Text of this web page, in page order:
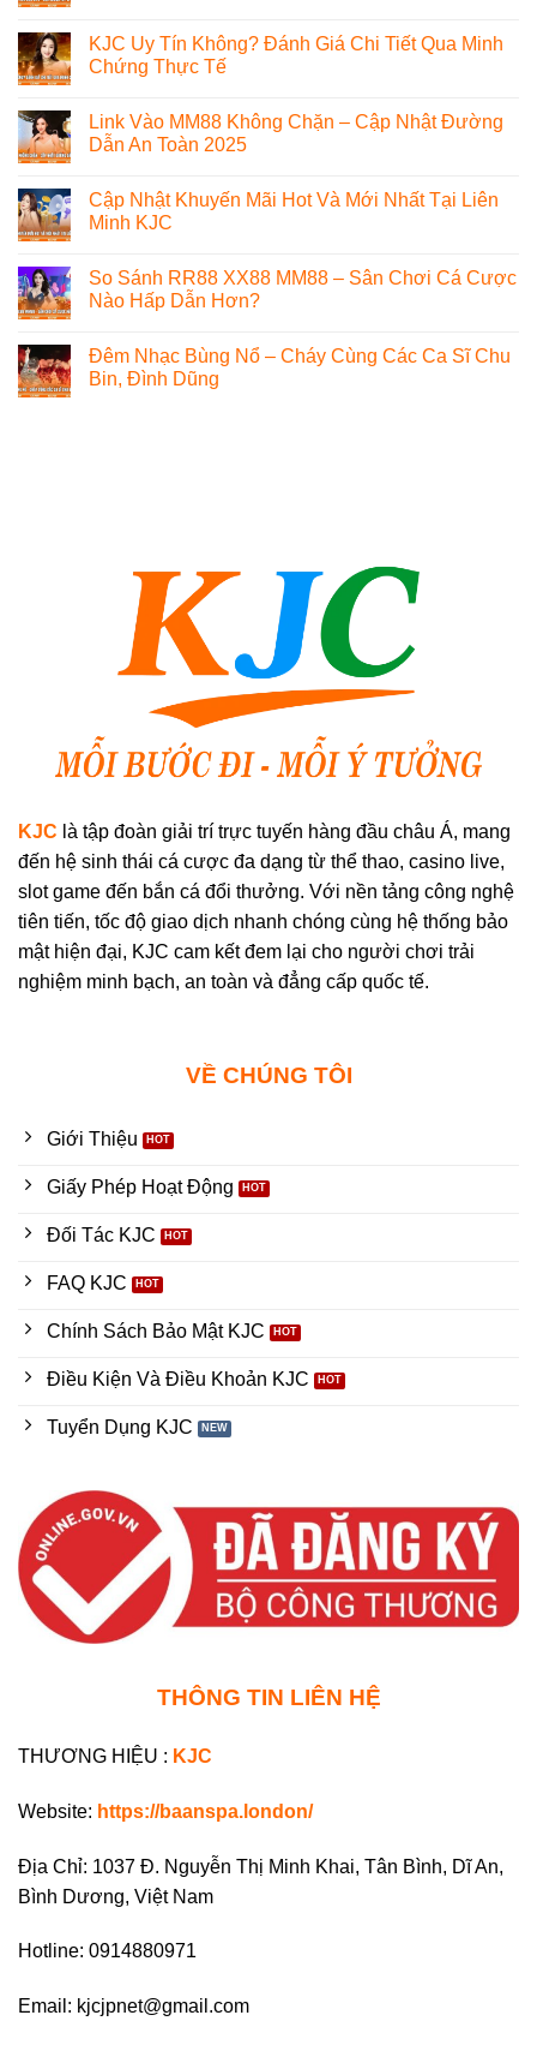
KJC Uy Tín Không? Đánh Giá Chi Tiết Qua Minh
Chứng Thực Tế
Link Vào MM88 Không Chặn – Cập Nhật Đường
Dẫn An Toàn 2025
Cập Nhật Khuyến Mãi Hot Và Mới Nhất Tại Liên
Minh KJC
So Sánh RR88 XX88 MM88 – Sân Chơi Cá Cược
Nào Hấp Dẫn Hơn?
Đêm Nhạc Bùng Nổ – Cháy Cùng Các Ca Sĩ Chu
Bin, Đình Dũng
KJC là tập đoàn giải trí trực tuyến hàng đầu châu Á, mang
đến hệ sinh thái cá cược đa dạng từ thể thao, casino live,
slot game đến bắn cá đổi thưởng. Với nền tảng công nghệ
tiên tiến, tốc độ giao dịch nhanh chóng cùng hệ thống bảo
mật hiện đại, KJC cam kết đem lại cho người chơi trải
nghiệm minh bạch, an toàn và đẳng cấp quốc tế.
VỀ CHÚNG TÔI
Giới Thiệu
Giấy Phép Hoạt Động
Đối Tác KJC
FAQ KJC
Chính Sách Bảo Mật KJC
Điều Kiện Và Điều Khoản KJC
Tuyển Dụng KJC
THÔNG TIN LIÊN HỆ
THƯƠNG HIỆU : KJC
Website: https://baanspa.london/
Địa Chỉ: 1037 Đ. Nguyễn Thị Minh Khai, Tân Bình, Dĩ An,
Bình Dương, Việt Nam
Hotline: 0914880971
Email: kjcjpnet@gmail.com